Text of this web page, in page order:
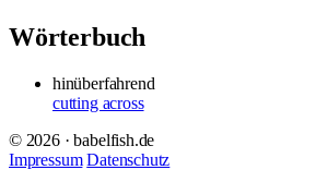
Wörterbuch
hinüberfahrend
cutting across
© 2026 · babelfish.de
Impressum Datenschutz